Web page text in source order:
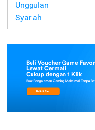
Unggulan
Syariah